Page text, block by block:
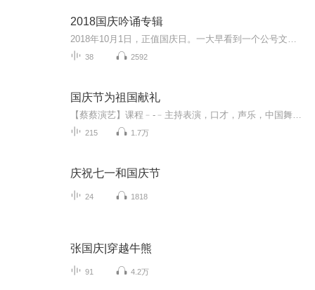
2018国庆吟诵专辑
38 2592
国庆节为祖国献礼
215 1.7万
庆祝七一和国庆节
24 1818
张国庆|穿越牛熊
91 4.2万